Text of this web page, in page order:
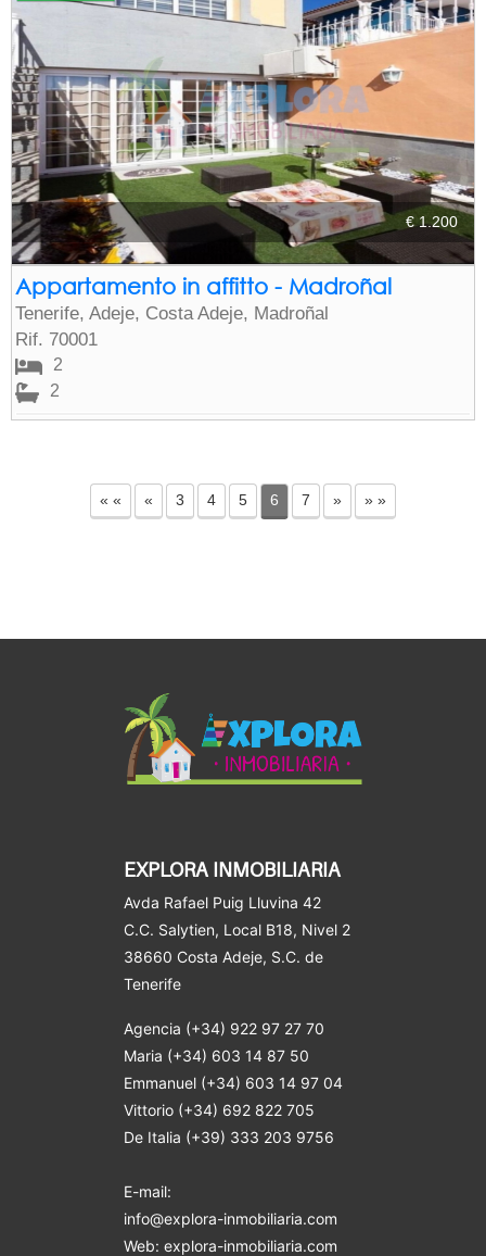
€ 1.200
Appartamento in affitto - Madroñal
Tenerife, Adeje, Costa Adeje, Madroñal
Rif. 70001
2
2
« « « 3 4 5 6 7 » » »
EXPLORA INMOBILIARIA
Avda Rafael Puig Lluvina 42
C.C. Salytien, Local B18, Nivel 2
38660 Costa Adeje, S.C. de
Tenerife
Agencia (+34) 922 97 27 70
Maria (+34) 603 14 87 50
Emmanuel (+34) 603 14 97 04
Vittorio (+34) 692 822 705
De Italia (+39) 333 203 9756
E-mail:
info@explora-inmobiliaria.com
Web: explora-inmobiliaria.com